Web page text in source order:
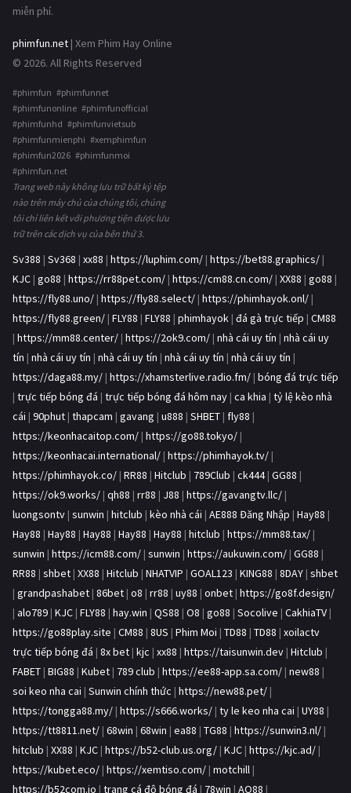
miễn phí.
phimfun.net | Xem Phim Hay Online
© 2026. All Rights Reserved
#phimfun #phimfunnet
#phimfunonline #phimfunofficial
#phimfunhd #phimfunvietsub
#phimfunmienphi #xemphimfun
#phimfun2026 #phimfunmoi
#phimfun.net
Trang web này không lưu trữ bất kỳ tệp
nào trên máy chủ của chúng tôi, chúng
tôi chỉ liên kết với phương tiện được lưu
trữ trên các dịch vụ của bên thứ 3.
Sv388 | Sv368 | xx88 | https://luphim.com/ | https://bet88.graphics/ |
KJC | go88 | https://rr88pet.com/ | https://cm88.cn.com/ | XX88 | go88 |
https://fly88.uno/ | https://fly88.select/ | https://phimhayok.onl/ |
https://fly88.green/ | FLY88 | FLY88 | phimhayok | đá gà trực tiếp | CM88
| https://mm88.center/ | https://2ok9.com/ | nhà cái uy tín | nhà cái uy
tín | nhà cái uy tín | nhà cái uy tín | nhà cái uy tín | nhà cái uy tín |
https://daga88.my/ | https://xhamsterlive.radio.fm/ | bóng đá trực tiếp
| trực tiếp bóng đá | trực tiếp bóng đá hôm nay | ca khia | tỷ lệ kèo nhà
cái | 90phut | thapcam | gavang | u888 | SHBET | fly88 |
https://keonhacaitop.com/ | https://go88.tokyo/ |
https://keonhacai.international/ | https://phimhayok.tv/ |
https://phimhayok.co/ | RR88 | Hitclub | 789Club | ck444| GG88 |
https://ok9.works/ | qh88 | rr88 | J88 | https://gavangtv.llc/ |
luongsontv | sunwin | hitclub | kèo nhà cái | AE888 Đăng Nhập | Hay88 |
Hay88 | Hay88 | Hay88 | Hay88 | Hay88 | hitclub | https://mm88.tax/ |
sunwin | https://icm88.com/ | sunwin | https://aukuwin.com/ | GG88 |
RR88 | shbet | XX88 | Hitclub | NHATVIP | GOAL123 | KING88 | 8DAY | shbet
| grandpashabet | 86bet | o8 | rr88 | uy88 | onbet | https://go8f.design/
| alo789 | KJC | FLY88 | hay.win | QS88 | O8 | go88 | Socolive | CakhiaTV |
https://go88play.site | CM88 | 8US | Phim Moi | TD88 | TD88 | xoilactv
trực tiếp bóng đá | 8x bet | kjc | xx88 | https://taisunwin.dev | Hitclub |
FABET | BIG88 | Kubet | 789 club | https://ee88-app.sa.com/ | new88 |
soi keo nha cai | Sunwin chính thức | https://new88.pet/ |
https://tongga88.my/ | https://s666.works/ | ty le keo nha cai | UY88 |
https://tt8811.net/ | 68win | 68win | ea88 | TG88 | https://sunwin3.nl/ |
hitclub | XX88 | KJC | https://b52-club.us.org/ | KJC | https://kjc.ad/ |
https://kubet.eco/ | https://xemtiso.com/ | motchill |
https://b52com.io | trang cá độ bóng đá | 78win | AO88 |